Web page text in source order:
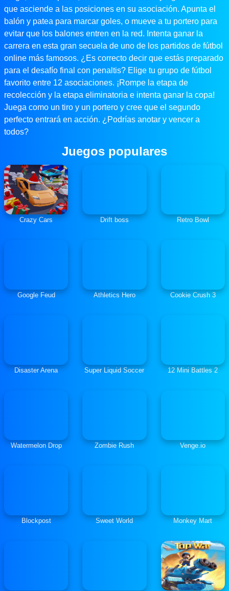
que asciende a las posiciones en su asociación. Apunta el
balón y patea para marcar goles, o mueve a tu portero para
evitar que los balones entren en la red. Intenta ganar la
carrera en esta gran secuela de uno de los partidos de fútbol
online más famosos. ¿Es correcto decir que estás preparado
para el desafío final con penaltis? Elige tu grupo de fútbol
favorito entre 12 asociaciones. ¡Rompe la etapa de
recolección y la etapa eliminatoria e intenta ganar la copa!
Juega como un tiro y un portero y cree que el segundo
perfecto entrará en acción. ¿Podrías anotar y vencer a
todos?
Juegos populares
Crazy Cars Drift boss Retro Bowl
Google Feud Athletics Hero Cookie Crush 3
Disaster Arena Super Liquid Soccer 12 Mini Battles 2
Watermelon Drop Zombie Rush Venge.io
Blockpost Sweet World Monkey Mart